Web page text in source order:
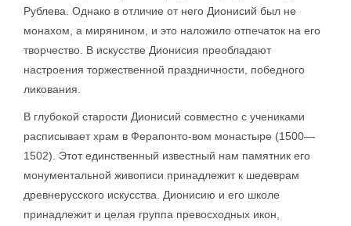
Рублева. Однако в отличие от него Дионисий был не
монахом, а мирянином, и это наложило отпечаток на его
творчество. В искусстве Дионисия преобладают
настроения торжественной праздничности, победного
ликования.
В глубокой старости Дионисий совместно с учениками
расписывает храм в Ферапонто-вом монастыре (1500—
1502). Этот единственный известный нам памятник его
монументальной живописи принадлежит к шедеврам
древнерусского искусства. Дионисию и его школе
принадлежит и целая группа превосходных икон,